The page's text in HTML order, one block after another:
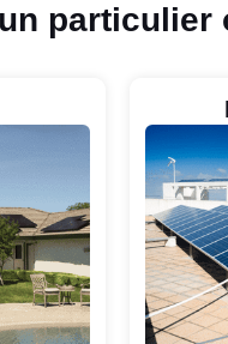
particulier